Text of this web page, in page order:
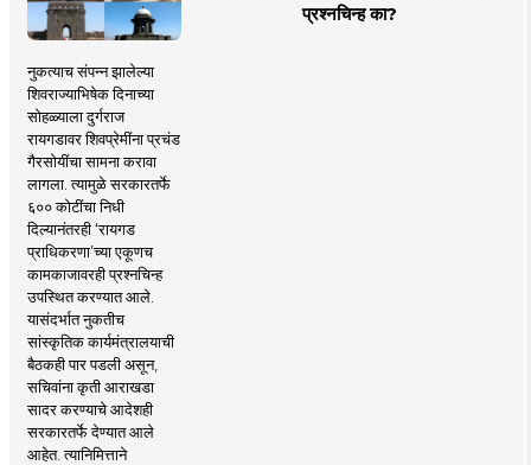
प्रश्नचिन्ह का?
नुकत्याच संपन्न झालेल्या
शिवराज्याभिषेक दिनाच्या
सोहळ्याला दुर्गराज
रायगडावर शिवप्रेमींना प्रचंड
गैरसोयींचा सामना करावा
लागला. त्यामुळे सरकारतर्फे
६०० कोटींचा निधी
दिल्यानंतरही ‘रायगड
प्राधिकरणा’च्या एकूणच
कामकाजावरही प्रश्नचिन्ह
उपस्थित करण्यात आले.
यासंदर्भात नुकतीच
सांस्कृतिक कार्यमंत्रालयाची
बैठकही पार पडली असून,
सचिवांना कृती आराखडा
सादर करण्याचे आदेशही
सरकारतर्फे देण्यात आले
आहेत. त्यानिमित्ताने